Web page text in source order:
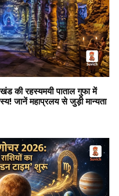
की रहस्यमयी पाताल गुफा में
जानें महाप्रलय से जुड़ी मान्यता